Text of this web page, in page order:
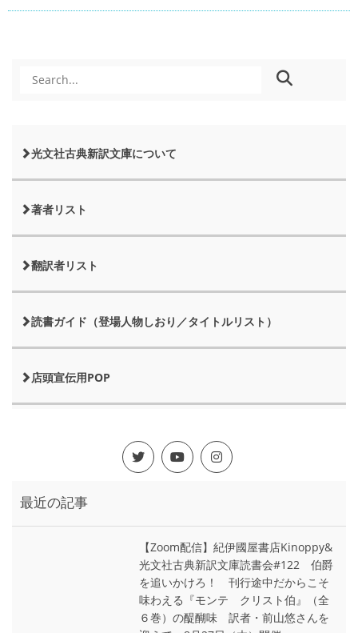
光文社古典新訳文庫について
著者リスト
翻訳者リスト
読書ガイド（登場人物しおり／タイトルリスト）
店頭宣伝用POP
最近の記事
【Zoom配信】紀伊國屋書店Kinoppy&
光文社古典新訳文庫読書会#122 伯爵
を追いかけろ！ 刊行途中だからこそ
味わえる『モンテ゠クリスト伯』（全
６巻）の醍醐味 訳者・前山悠さんを